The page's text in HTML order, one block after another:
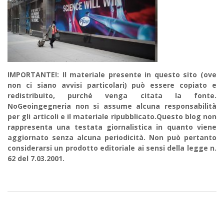
IMPORTANTE!: Il materiale presente in questo sito (ove
non ci siano avvisi particolari) può essere copiato e
redistribuito, purché venga citata la fonte.
NoGeoingegneria non si assume alcuna responsabilità
per gli articoli e il materiale ripubblicato.Questo blog non
rappresenta una testata giornalistica in quanto viene
aggiornato senza alcuna periodicità. Non può pertanto
considerarsi un prodotto editoriale ai sensi della legge n.
62 del 7.03.2001.